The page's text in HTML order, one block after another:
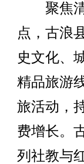
聚焦清
点，古浪
史文化、
精品旅游
旅活动，
费增长。
列社教与